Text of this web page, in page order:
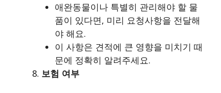
애완동물이나 특별히 관리해야 할 물
품이 있다면, 미리 요청사항을 전달해
야 해요.
이 사항은 견적에 큰 영향을 미치기 때
문에 정확히 알려주세요.
보험 여부